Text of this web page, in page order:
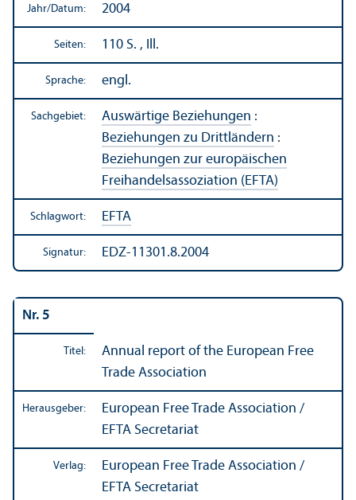
Jahr/Datum: 2004
Seiten: 110 S. , Ill.
Sprache: engl.
Sachgebiet: Auswärtige Beziehungen :
Beziehungen zu Drittländern :
Beziehungen zur europäischen
Freihandels­assoziation (EFTA)
Schlagwort: EFTA
Signatur: EDZ-11301.8.2004
Nr. 5
Titel:
Annual report of the European Free
Trade Association
Herausgeber:
European Free Trade Association /
EFTA Secretariat
Verlag:
European Free Trade Association /
EFTA Secretariat